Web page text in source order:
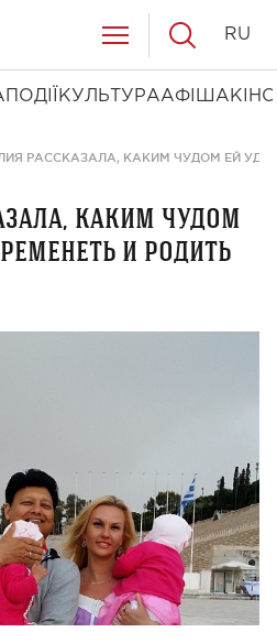
ПОДІЇ КУЛЬТУРААФІША КІНО
RU
РАССКАЗАЛА, КАКИМ ЧУДОМ ЕЙ
каким чудом
и родить